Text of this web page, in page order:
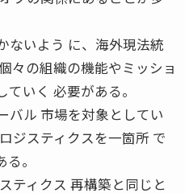
ないよう に、海外現法統
々の組織の機能やミッショ
いく 必要がある。
バル 市場を対象としてい
ジスティクスを一箇所 で
。
ティクス 再構築と同じと